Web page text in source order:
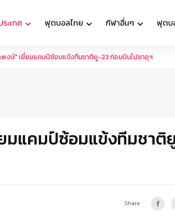
ะเทศ ฟุตบอลไทย กีฬาอื่นๆ ฟุตบ
พงษ์" เยี่ยมแคมป์ซ้อมแข้งทีมชาติยู-23 ก่อนบินไปซาอุฯ
มแคมป์ซ้อมแข้งทีมชาติ
Share